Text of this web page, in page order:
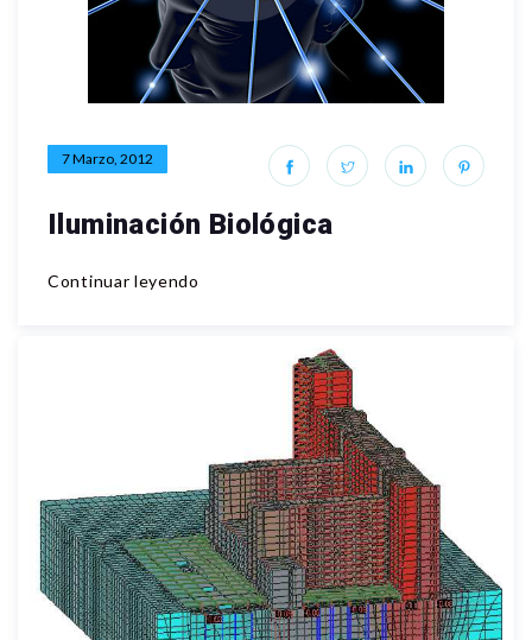
7 Marzo, 2012
Iluminación Biológica
Continuar leyendo